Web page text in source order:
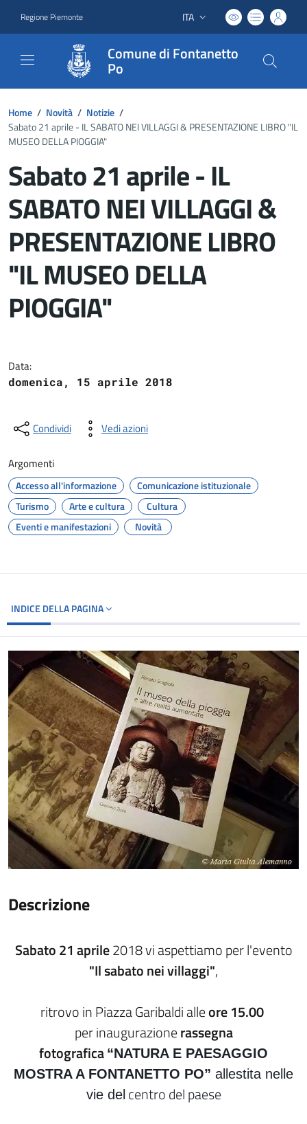
Regione Piemonte Lingua attiva:
ITA
Comune di Fontanetto
Po
Home / Novità / Notizie /
Sabato 21 aprile - IL SABATO NEI VILLAGGI & PRESENTAZIONE LIBRO "IL
MUSEO DELLA PIOGGIA"
Sabato 21 aprile - IL
SABATO NEI VILLAGGI &
PRESENTAZIONE LIBRO
"IL MUSEO DELLA
PIOGGIA"
Data:
domenica, 15 aprile 2018
Condividi Vedi azioni
Argomenti
Accesso all'informazione
Comunicazione istituzionale
Turismo
Arte e cultura
Cultura
Eventi e manifestazioni
Novità
INDICE DELLA PAGINA
Descrizione
Sabato 21 aprile2018 vi aspettiamo per l'evento
"Il sabato nei villaggi",
ritrovo in Piazza Garibaldi alleore 15.00
per inaugurazionerassegna
fotografica “NATURA E PAESAGGIO
MOSTRA A FONTANETTO PO” allestita nelle
vie delcentro del paese